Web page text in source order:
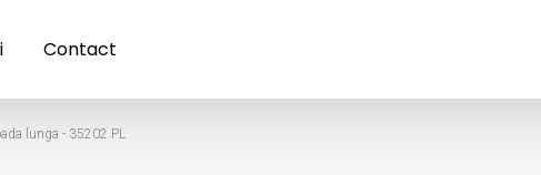
Contact
lunga - 35202 PL